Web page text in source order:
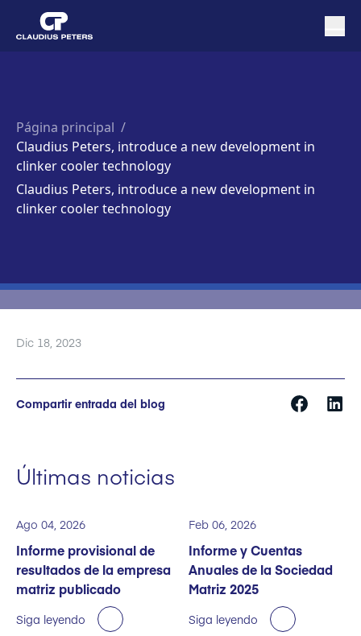
Página principal /
Claudius Peters, introduce a new development in
clinker cooler technology
Claudius Peters, introduce a new development in
clinker cooler technology
Dic 18, 2023
Compartir entrada del blog
Últimas noticias
Ago 04, 2026
Informe provisional de
resultados de la empresa
matriz publicado
Siga leyendo
Feb 06, 2026
Informe y Cuentas
Anuales de la Sociedad
Matriz 2025
Siga leyendo